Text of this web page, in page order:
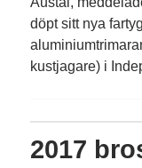
döpt sitt nya
kustjagare) i
2017